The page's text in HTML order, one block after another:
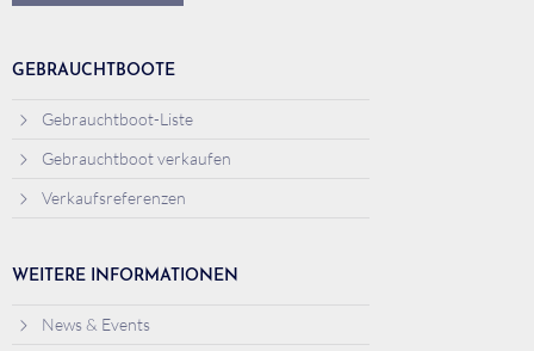
GEBRAUCHTBOOTE
Gebrauchtboot-Liste
Gebrauchtboot verkaufen
Verkaufsreferenzen
WEITERE INFORMATIONEN
News & Events